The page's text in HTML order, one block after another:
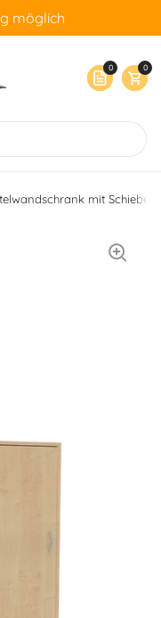
möglich
0
Warenkorb
0
mit